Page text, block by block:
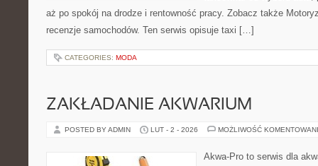
aż po spokój na drodze i rentowność pracy. Zobacz także
recenzje samochodów. Ten serwis opisuje taxi […]
CATEGORIES: MODA
ZAKŁADANIE AKWARIUM
POSTED BY ADMIN LUT - 2 - 2026 MOŻLIWOŚĆ
Akwa-Pro to serwis dla